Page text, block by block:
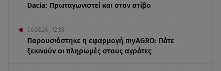
Dacia: Πρωταγωνιστεί και στον στίβο
06.08.26 , 12:33
Παρουσιάστηκε η εφαρμογή myAGRO: Πότε
ξεκινούν οι πληρωμές στους αγρότες